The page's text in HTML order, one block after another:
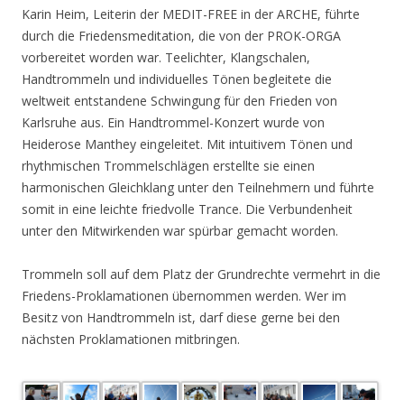
Karin Heim, Leiterin der MEDIT-FREE in der ARCHE, führte
durch die Friedensmeditation, die von der PROK-ORGA
vorbereitet worden war. Teelichter, Klangschalen,
Handtrommeln und individuelles Tönen begleitete die
weltweit entstandene Schwingung für den Frieden von
Karlsruhe aus. Ein Handtrommel-Konzert wurde von
Heiderose Manthey eingeleitet. Mit intuitivem Tönen und
rhythmischen Trommelschlägen erstellte sie einen
harmonischen Gleichklang unter den Teilnehmern und führte
somit in eine leichte friedvolle Trance. Die Verbundenheit
unter den Mitwirkenden war spürbar gemacht worden.
Trommeln soll auf dem Platz der Grundrechte vermehrt in die
Friedens-Proklamationen übernommen werden. Wer im
Besitz von Handtrommeln ist, darf diese gerne bei den
nächsten Proklamationen mitbringen.